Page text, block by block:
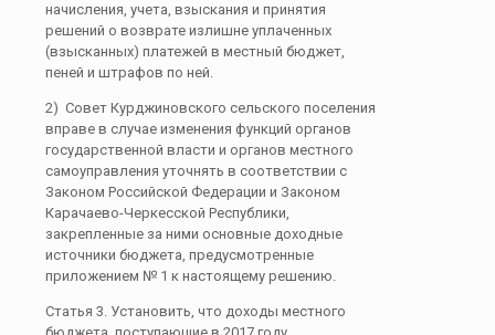
начисления, учета, взыскания и принятия
решений о возврате излишне уплаченных
(взысканных) платежей в местный бюджет,
пеней и штрафов по ней.
2) Совет Курджиновского сельского поселения
вправе в случае изменения функций органов
государственной власти и органов местного
самоуправления уточнять в соответствии с
Законом Российской Федерации и Законом
Карачаево-Черкесской Республики,
закрепленные за ними основные доходные
источники бюджета, предусмотренные
приложением № 1 к настоящему решению.
Статья 3. Установить, что доходы местного